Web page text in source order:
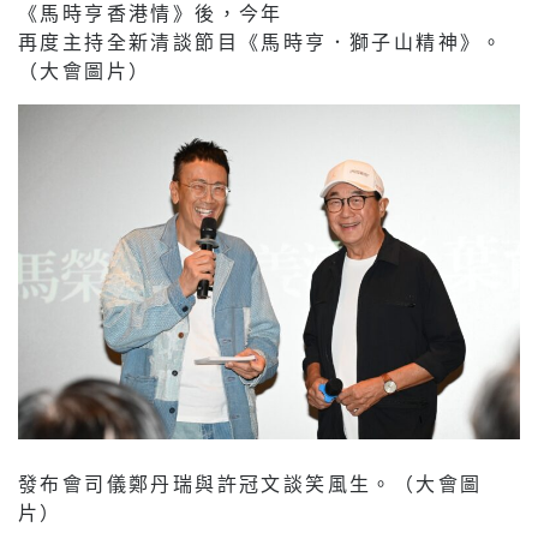
《馬時亨香港情》後，今年
再度主持全新清談節目《馬時亨．獅子山精神》。
（大會圖片）
發布會司儀鄭丹瑞與許冠文談笑風生。（大會圖
片）